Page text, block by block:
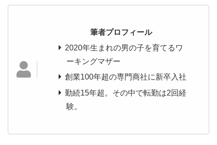
筆者プロフィール
2020年生まれの男の子を育てるワ
ーキングマザー
創業100年超の専門商社に新卒入社
勤続15年超。その中で転勤は2回経
験。